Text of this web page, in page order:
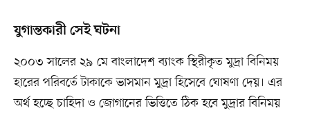
যুগান্তকারী সেই ঘটনা
২০০৩ সালের ২৯ মে বাংলাদেশ ব্যাংক স্থিরীকৃত মুদ্রা বিনিময়
হারের পরিবর্তে টাকাকে ভাসমান মুদ্রা হিসেবে ঘোষণা দেয়। এর
অর্থ হচ্ছে চাহিদা ও জোগানের ভিত্তিতে ঠিক হবে মুদ্রার বিনিময়